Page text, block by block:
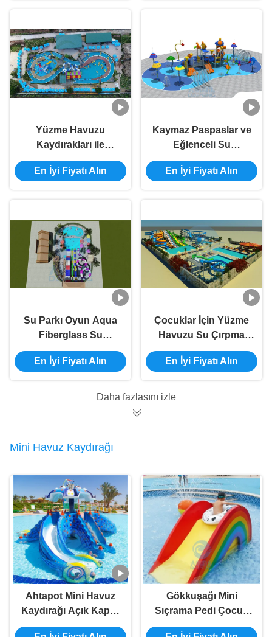
Yüzme Havuzu
Kaydırakları ile
Özelleştirilmiş OEM
4000 Sqm Tembel
En İyi Fiyatı Alın
Kaymaz Paspaslar ve
Eğlenceli Su
Püskürtme Cihazları
ile 250 m2 Konut Su
En İyi Fiyatı Alın
Su Parkı Oyun Aqua
Fiberglass Su
Kaydırma Set
Çocuklar İçin
En İyi Fiyatı Alın
Çocuklar İçin Yüzme
Havuzu Su Çırpma
Yastığı ile Ticari Su
Parkı Tasarımı
En İyi Fiyatı Alın
Daha fazlasını izle
Mini Havuz Kaydırağı
Ahtapot Mini Havuz
Kaydırağı Açık Kapalı
Çocuk Oyun Havuzu
Gökkuşağı Mini
Sıçrama Pedi Çocuk
Fiberglas Su